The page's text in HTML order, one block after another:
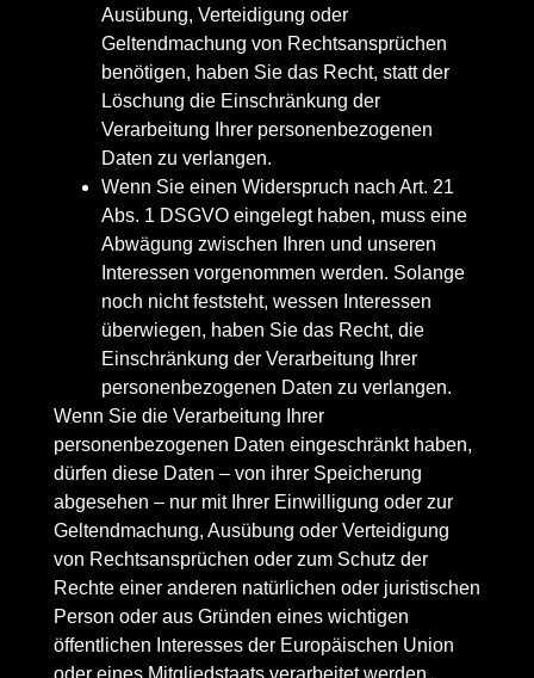
Ausübung, Verteidigung oder
Geltendmachung von Rechtsansprüchen
benötigen, haben Sie das Recht, statt der
Löschung die Einschränkung der
Verarbeitung Ihrer personenbezogenen
Daten zu verlangen.
Wenn Sie einen Widerspruch nach Art. 21
Abs. 1 DSGVO eingelegt haben, muss eine
Abwägung zwischen Ihren und unseren
Interessen vorgenommen werden. Solange
noch nicht feststeht, wessen Interessen
überwiegen, haben Sie das Recht, die
Einschränkung der Verarbeitung Ihrer
personenbezogenen Daten zu verlangen.
Wenn Sie die Verarbeitung Ihrer
personenbezogenen Daten eingeschränkt haben,
dürfen diese Daten – von ihrer Speicherung
abgesehen – nur mit Ihrer Einwilligung oder zur
Geltendmachung, Ausübung oder Verteidigung
von Rechtsansprüchen oder zum Schutz der
Rechte einer anderen natürlichen oder juristischen
Person oder aus Gründen eines wichtigen
öffentlichen Interesses der Europäischen Union
oder eines Mitgliedstaats verarbeitet werden.